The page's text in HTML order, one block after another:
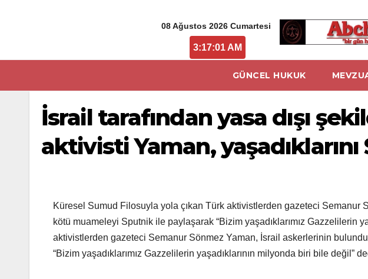
08 Ağustos 2026 Cumartesi
3:17:01 AM
GÜNCEL HUKUK
İsrail tarafından yasa dışı
aktivisti Yaman,
Küresel Sumud Filosuyla yola çıkan Türk aktivistlerden gazeteci Semanur
kötü muameleyi Sputnik ile paylaşarak “Bizim yaşadıklarımız Gazzelilerin
aktivistlerden gazeteci Semanur Sönmez Yaman, İsrail askerlerinin
“Bizim yaşadıklarımız Gazzelilerin yaşadıklarının milyonda biri bile değil”